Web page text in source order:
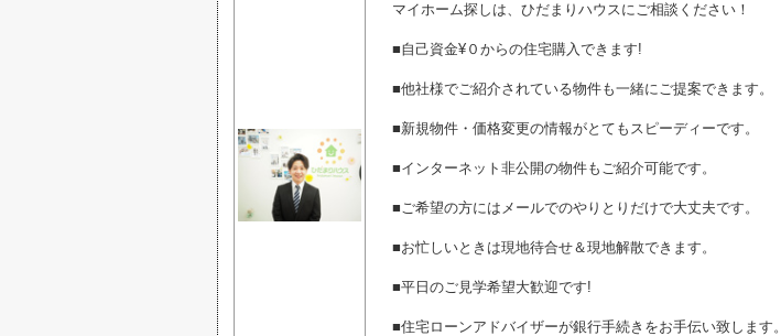
マイホーム探しは、ひだまりハウスにご相談ください！
■自己資金¥０からの住宅購入できます!
■他社様でご紹介されている物件も一緒にご提案できます。
■新規物件・価格変更の情報がとてもスピーディーです。
■インターネット非公開の物件もご紹介可能です。
■ご希望の方にはメールでのやりとりだけで大丈夫です。
■お忙しいときは現地待合せ＆現地解散できます。
■平日のご見学希望大歓迎です!
■住宅ローンアドバイザーが銀行手続きをお手伝い致します。